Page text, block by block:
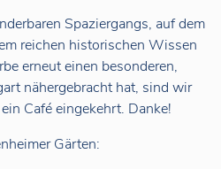
Spaziergangs, auf dem
reichen historischen Wissen
erneut einen besonderen,
nähergebracht hat, sind wir
Café eingekehrt. Danke!
Gärten: